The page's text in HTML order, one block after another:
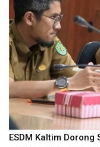
ESDM Kaltim Dorong